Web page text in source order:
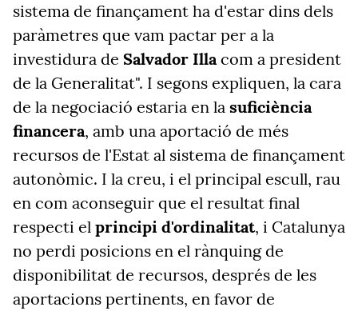
sistema de finançament ha d'estar dins dels
paràmetres que vam pactar per a la
investidura de Salvador Illacom a president
de la Generalitat". I segons expliquen, la cara
de la negociació estaria en la suficiència
financera, amb una aportació de més
recursos de l'Estat al sistema de finançament
autonòmic. I la creu, i el principal escull, rau
en com aconseguir que el resultat final
respecti el principi d'ordinalitat, i Catalunya
no perdi posicions en el rànquing de
disponibilitat de recursos, després de les
aportacions pertinents, en favor de